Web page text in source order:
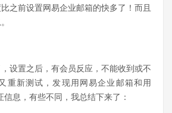
之前设置网易企业邮箱的快多了！而且
设置之后，有会员反应，不能收到或不
重新测试，发现用网易企业邮箱和用
息，有些不同，我总结下来了：